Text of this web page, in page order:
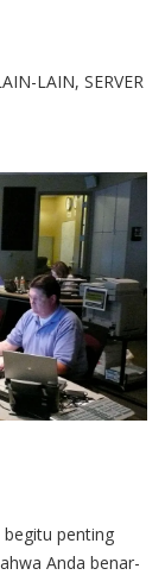
LAIN, SERVER
begitu penting
Anda benar-